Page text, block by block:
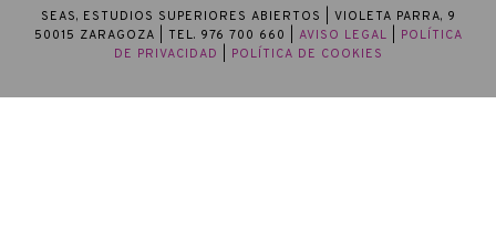
SEAS, ESTUDIOS SUPERIORES ABIERTOS
| VIOLETA PARRA, 9
50015 ZARAGOZA | TEL. 976 700 660 | AVISO LEGAL
POLÍTICA
DE PRIVACIDAD
POLÍTICA DE COOKIES